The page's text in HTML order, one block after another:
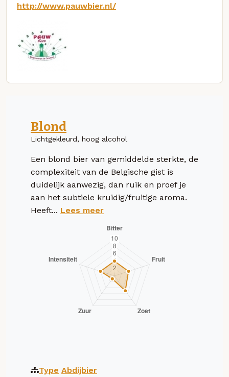
http://www.pauwbier.nl/
Blond
Lichtgekleurd, hoog alcohol
Een blond bier van gemiddelde sterkte, de
complexiteit van de Belgische gist is
duidelijk aanwezig, dan ruik en proef je
aan het subtiele kruidig/fruitige aroma.
Heeft... Lees meer
Type Abdijbier